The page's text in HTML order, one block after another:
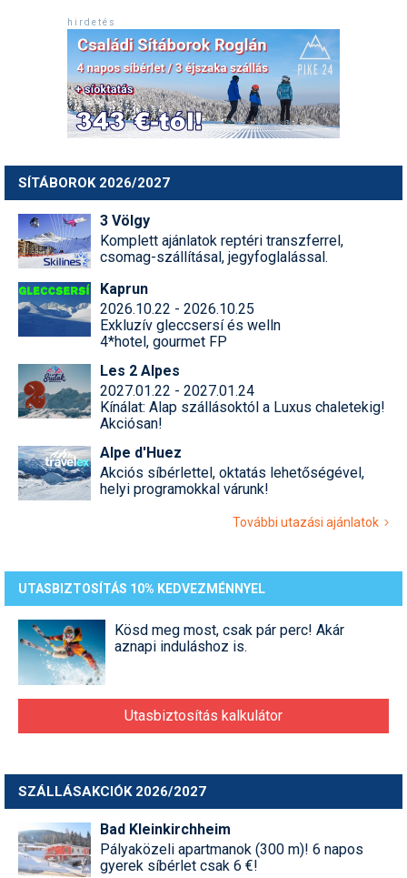
h i r d e t é s
SÍTÁBOROK 2026/2027
3 Völgy
Komplett ajánlatok reptéri transzferrel,
csomag-szállításal, jegyfoglalással.
Kaprun
2026.10.22 - 2026.10.25
Exkluzív gleccsersí és welln
4*hotel, gourmet FP
Les 2 Alpes
2027.01.22 - 2027.01.24
Kínálat: Alap szállásoktól a Luxus chaletekig!
Akciósan!
Alpe d'Huez
Akciós síbérlettel, oktatás lehetőségével,
helyi programokkal várunk!
További utazási ajánlatok
UTASBIZTOSÍTÁS 10% KEDVEZMÉNNYEL
Kösd meg most, csak pár perc! Akár
aznapi induláshoz is.
Utasbiztosítás kalkulátor
SZÁLLÁSAKCIÓK 2026/2027
Bad Kleinkirchheim
Pályaközeli apartmanok (300 m)! 6 napos
gyerek síbérlet csak 6 €!